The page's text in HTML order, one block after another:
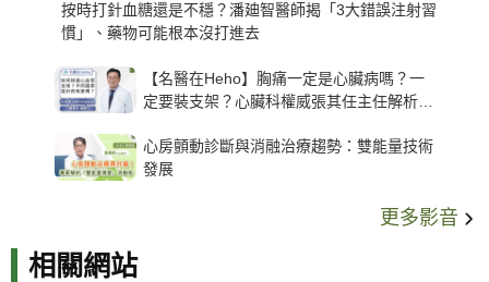
按時打針血糖還是不穩？潘廸智醫師揭「3大錯誤注射習
慣」、藥物可能根本沒打進去
【名醫在Heho】胸痛一定是心臟病嗎？一
定要裝支架？心臟科權威張其任主任解析支
心房顫動診斷與消融治療趨勢：雙能量技術
發展
更多影音
相關網站